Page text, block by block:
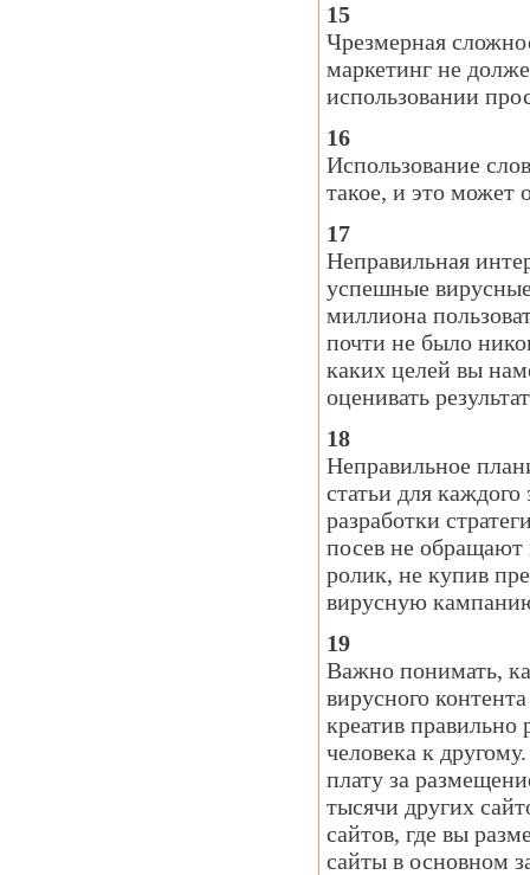
15
Чрезмерная
маркетинг не
использовании
16
Использование
такое, и это может
17
Неправильная
успешные
миллиона
почти не было
каких целей вы
оценивать
18
Неправильное
статьи для
разработки
посев не обращают
ролик, не купив
вирусную
19
Важно понимать,
вирусного
креатив правильно
человека к
плату за
тысячи других
сайтов, где вы
сайты в основном